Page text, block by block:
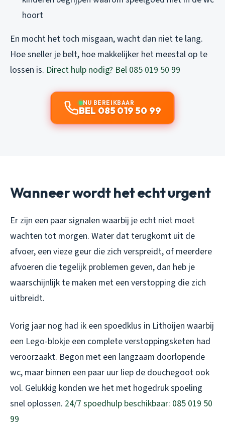
hoort
En mocht het toch misgaan, wacht dan niet te lang.
Hoe sneller je belt, hoe makkelijker het meestal op te
lossen is. Direct hulp nodig? Bel 085 019 50 99
NU BEREIKBAAR
BEL 085 019 50 99
Wanneer wordt het echt urgent
Er zijn een paar signalen waarbij je echt niet moet
wachten tot morgen. Water dat terugkomt uit de
afvoer, een vieze geur die zich verspreidt, of meerdere
afvoeren die tegelijk problemen geven, dan heb je
waarschijnlijk te maken met een verstopping die zich
uitbreidt.
Vorig jaar nog had ik een spoedklus in Lithoijen waarbij
een Lego-blokje een complete verstoppingsketen had
veroorzaakt. Begon met een langzaam doorlopende
wc, maar binnen een paar uur liep de douchegoot ook
vol. Gelukkig konden we het met hogedruk spoeling
snel oplossen. 24/7 spoedhulp beschikbaar: 085 019 50
99